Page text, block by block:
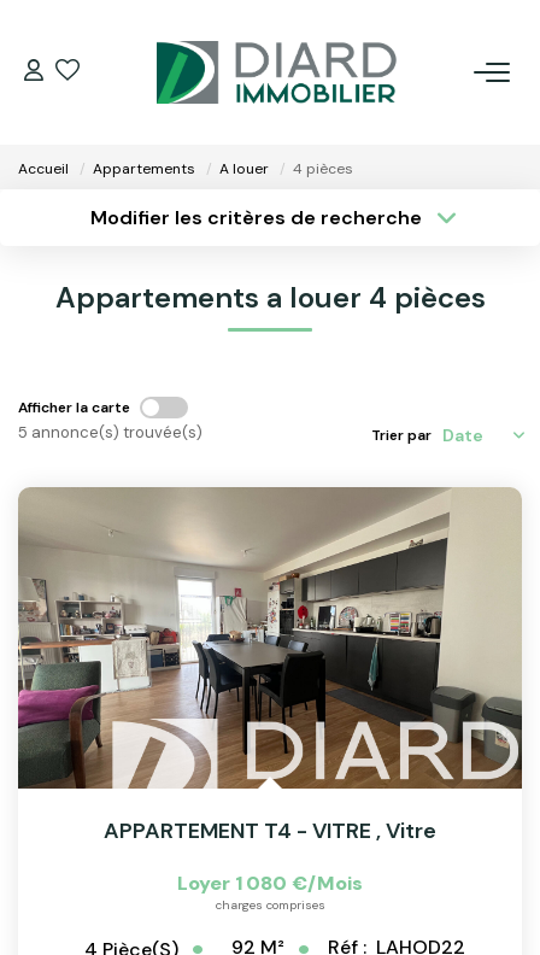
FAIRE GÉRER SON BIEN
NOS AGENCES
ACTU & FISCALITÉ
Accueil Appartements A louer 4 pièces
Modifier les critères de recherche
Sélectionnez...
Type de bien
Créer une alerte
Appartements a louer 4 pièces
Afficher la carte
5 annonce(s) trouvée(s) Trier par
APPARTEMENT T4 - VITRE ,Vitre
Loyer 1 080 €/mois
charges comprises
4 Pièce(s) 92 M² Réf : LAHOD22